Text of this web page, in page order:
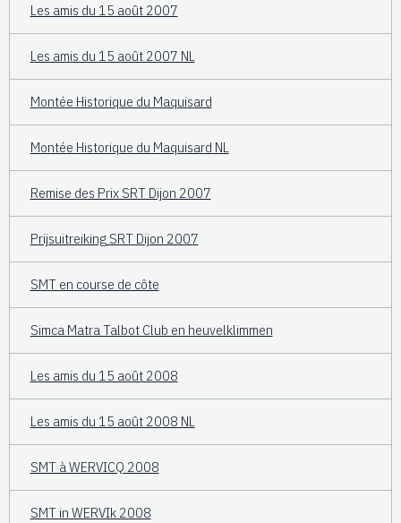
Les amis du 15 août 2007
Les amis du 15 août 2007 NL
Montée Historique du Maquisard
Montée Historique du Maquisard NL
Remise des Prix SRT Dijon 2007
Prijsuitreiking SRT Dijon 2007
SMT en course de côte
Simca Matra Talbot Club en heuvelklimmen
Les amis du 15 août 2008
Les amis du 15 août 2008 NL
SMT à WERVICQ 2008
SMT in WERVIk 2008